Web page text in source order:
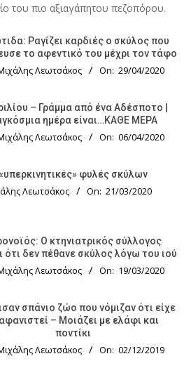
του πιο αξιαγάπητου πεζοπόρου.
Ραγίζει καρδιές ο σκύλος που
το αφεντικό του μέχρι τον τάφο
Λεωτσάκος On: 29/04/2020
– Γράμμα από ένα Αδέσποτο |
ημέρα είναι…ΚΑΘΕ ΜΕΡΑ
Λεωτσάκος On: 06/04/2020
φυλές σκύλων
Λεωτσάκος On: 21/03/2020
Ο κτηνιατρικός σύλλογος
ότι δεν πέθανε σκύλος λόγω του ιού
Λεωτσάκος On: 19/03/2020
σπάνιο ζώο που νόμιζαν ότι είχε
– Μοιάζει με ελάφι και
ποντίκι
Λεωτσάκος On: 02/12/2019